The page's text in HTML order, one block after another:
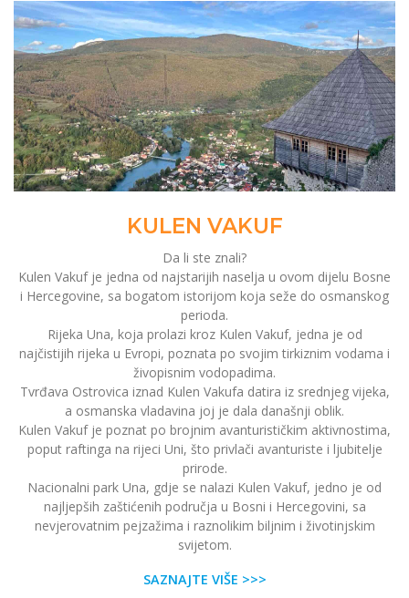
KULEN VAKUF
Da li ste znali?
Kulen Vakuf je jedna od najstarijih naselja u ovom dijelu Bosne
i Hercegovine, sa bogatom istorijom koja seže do osmanskog
perioda.
Rijeka Una, koja prolazi kroz Kulen Vakuf, jedna je od
najčistijih rijeka u Evropi, poznata po svojim tirkiznim vodama i
živopisnim vodopadima.
Tvrđava Ostrovica iznad Kulen Vakufa datira iz srednjeg vijeka,
a osmanska vladavina joj je dala današnji oblik.
Kulen Vakuf je poznat po brojnim avanturističkim aktivnostima,
poput raftinga na rijeci Uni, što privlači avanturiste i ljubitelje
prirode.
Nacionalni park Una, gdje se nalazi Kulen Vakuf, jedno je od
najljepših zaštićenih područja u Bosni i Hercegovini, sa
nevjerovatnim pejzažima i raznolikim biljnim i životinjskim
svijetom.
SAZNAJTE VIŠE >>>